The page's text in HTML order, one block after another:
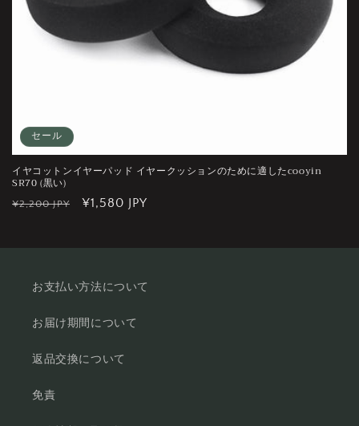
セール
イヤコットンイヤーパッド イヤークッションのために適したcooyin
SR70 (黒い)
通
¥2,200 JPY
セ
格
¥1,580 JPY
お支払い方法について
お届け期間について
返品交換について
免責